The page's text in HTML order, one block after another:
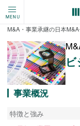
MENU
M&A・事業承継の日本
事業概況
特徴と強み